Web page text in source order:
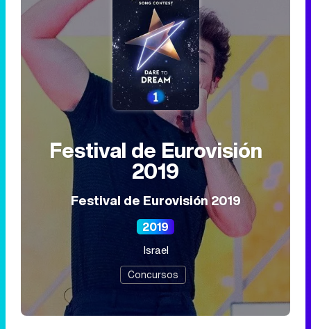
Festival de Eurovisión
2019
Festival de Eurovisión 2019
2019
Israel
Concursos